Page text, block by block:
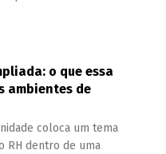
o que essa
ambientes de
coloca um tema
RH dentro de uma